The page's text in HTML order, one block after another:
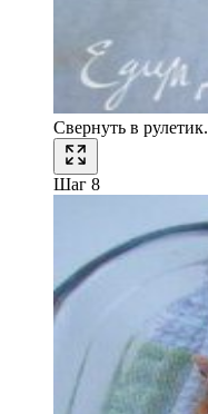
Свернуть в рулетик.
Шаг 8